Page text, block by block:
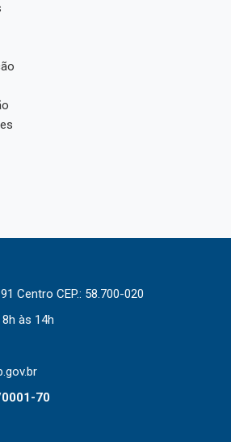
Centro CEP.: 58.700-020
às 14h
70